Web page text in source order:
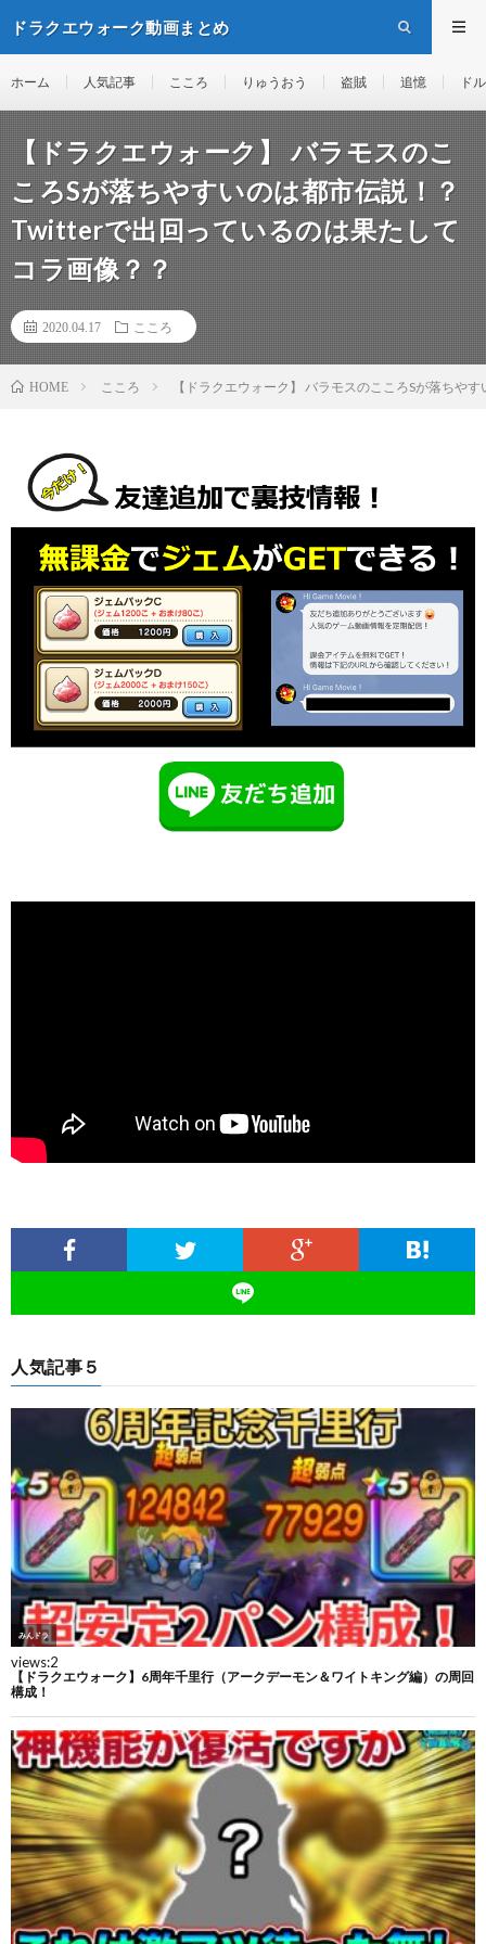
ドラクエウォーク動画まとめ
ホーム 人気記事 こころ りゅうおう 盗賊 追憶 ド
【ドラクエウォーク】 バラモスのこ
ころSが落ちやすいのは都市伝説！？
Twitterで出回っているのは果たして
コラ画像？？
2020.04.17 こころ
HOME こころ 【ドラクエウォーク】 バラモスのこころSが落ちや
人気記事５